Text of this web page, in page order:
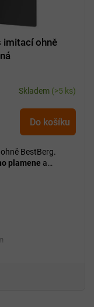
imitací ohně
Skladem (>5 ks)
Do košíku
BestBerg.
plamene a